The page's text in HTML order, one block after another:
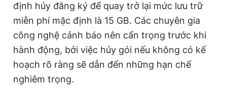
Hotline
0906 645 777
Liên hệ quảng cáo
Đặt báo Quảng cáo RSS Tòa soạn Chính sách bảo
Tổng biên tập: Nguyễn Ngọc Toàn
Phó tổng biên tập thường trực: Hải Thành
định hủy đăng ký để quay trở lại mức lưu trữ
miễn phí mặc định là 15 GB. Các chuyên gia
công nghệ cảnh báo nên cẩn trọng trước khi
hành động, bởi việc hủy gói nếu không có kế
hoạch rõ ràng sẽ dẫn đến những hạn chế
nghiêm trọng.